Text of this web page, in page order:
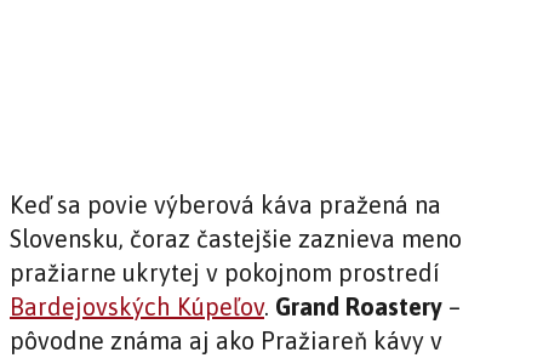
Keď sa povie výberová káva pražená na
Slovensku, čoraz častejšie zaznieva meno
pražiarne ukrytej v pokojnom prostredí
Bardejovských Kúpeľov. Grand Roastery –
pôvodne známa aj ako Pražiareň kávy v